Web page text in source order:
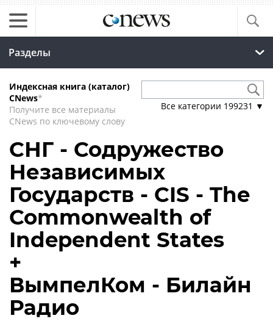
Разделы
Индексная книга (каталог)
CNews*
Получите все материалы
CNews по ключевому слову
Все категории 199231 ▼
СНГ - Содружество
Независимых
Государств - CIS - The
Commonwealth of
Independent States
+
ВымпелКом - Билайн
Радио